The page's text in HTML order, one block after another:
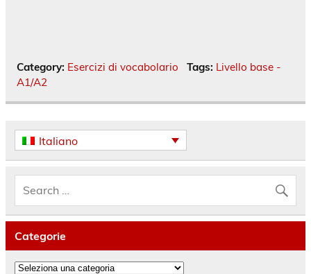
Category: Esercizi di vocabolario Tags: Livello base -
A1/A2
Italiano
Categorie
Categorie